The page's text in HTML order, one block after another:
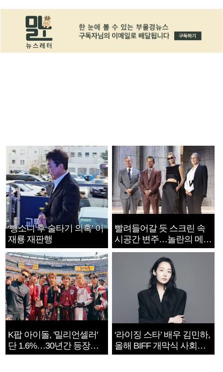
‘뺑소니 후 술타기 의혹’ 이
재룡 재판행
빨려들어갈 듯 스크린 속
시공간 변주…놀란의 메시
지는 ‘전쟁 속죄’
K팝 아이돌, '밀리언셀러'
단 1.6%…30년간 등장
1182개팀 전수조사
‘라이징 스타’ 배우 김민하,
올해 BIFF 개막식 사회자
확정